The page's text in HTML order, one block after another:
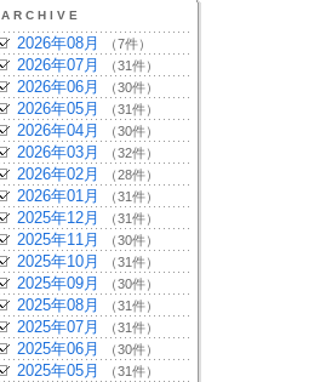
ARCHIVE
2026年08月 （7件）
2026年07月 （31件）
2026年06月 （30件）
2026年05月 （31件）
2026年04月 （30件）
2026年03月 （32件）
2026年02月 （28件）
2026年01月 （31件）
2025年12月 （31件）
2025年11月 （30件）
2025年10月 （31件）
2025年09月 （30件）
2025年08月 （31件）
2025年07月 （31件）
2025年06月 （30件）
2025年05月 （31件）